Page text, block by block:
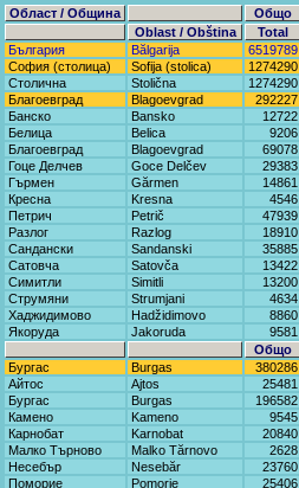
Област / Община Общо
Oblast / Obština
Total
България
Bălgarija 6519789
София (столица)
Sofija (stolica) 1274290
Столична
Stolična 1274290
Благоевград
Blagoevgrad 292227
Банско
Bansko 12722
Белица
Belica 9206
Благоевград
Blagoevgrad 69078
Гоце Делчев
Goce Delčev 29383
Гърмен
Gărmen 14861
Кресна
Kresna 4546
Петрич
Petrič 47939
Разлог
Razlog 18910
Сандански
Sandanski 35885
Сатовча
Satovča 13422
Симитли
Simitli 13200
Струмяни
Strumjani 4634
Хаджидимово
Hadžidimovo 8860
Якоруда
Jakoruda 9581
Общо
Бургас
Burgas 380286
Айтос
Ajtos 25481
Бургас
Burgas 196582
Камено
Kameno 9545
Карнобат
Karnobat 20840
Малко Търново
Malko Tărnovo 2628
Несебър
Nesebăr 23760
Поморие
Pomorie 25406